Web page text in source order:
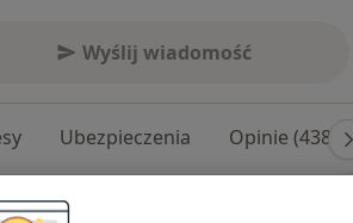
Wyślij wiadomość
Ubezpieczenia Opinie (438)